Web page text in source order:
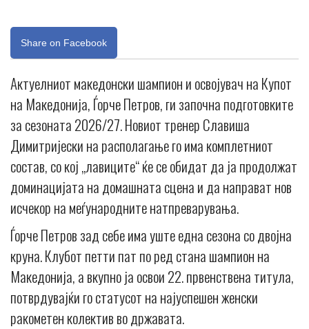
Share on Facebook
Актуелниот македонски шампион и освојувач на Купот
на Македонија, Ѓорче Петров, ги започна подготовките
за сезоната 2026/27. Новиот тренер Славиша
Димитријески на располагање го има комплетниот
состав, со кој „лавиците“ ќе се обидат да ја продолжат
доминацијата на домашната сцена и да направат нов
исчекор на меѓународните натпреварувања.
Ѓорче Петров зад себе има уште една сезона со двојна
круна. Клубот петти пат по ред стана шампион на
Македонија, а вкупно ја освои 22. првенствена титула,
потврдувајќи го статусот на најуспешен женски
ракометен колектив во државата.